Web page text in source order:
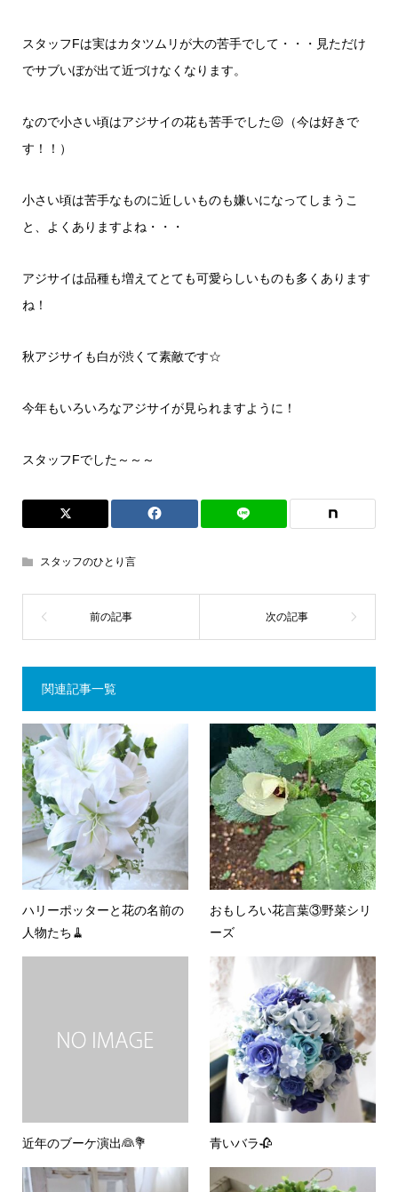
スタッフFは実はカタツムリが大の苦手でして・・・見ただけ
でサブいぼが出て近づけなくなります。
なので小さい頃はアジサイの花も苦手でした😖（今は好きで
す！！）
小さい頃は苦手なものに近しいものも嫌いになってしまうこ
と、よくありますよね・・・
アジサイは品種も増えてとても可愛らしいものも多くあります
ね！
秋アジサイも白が渋くて素敵です☆
今年もいろいろなアジサイが見られますように！
スタッフFでした～～～
スタッフのひとり言
関連記事一覧
ハリーポッターと花の名前の
人物たち🧹
おもしろい花言葉③野菜シリ
ーズ
近年のブーケ演出👰💐 青いバラ🥀